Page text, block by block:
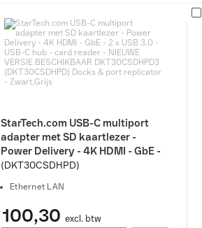
StarTech.com USB-C multiport
adapter met SD kaartlezer -
Power Delivery - 4K HDMI - GbE -
2 x USB 3.0 - USB-C hub - card
BESCHIKBAAR DKT30CSDHPD3
(DKT30CSDHPD) Docks & port
replicator - Zwart,Grijs
(DKT30CSDHPD)
Ethernet LAN
100,30 excl. btw